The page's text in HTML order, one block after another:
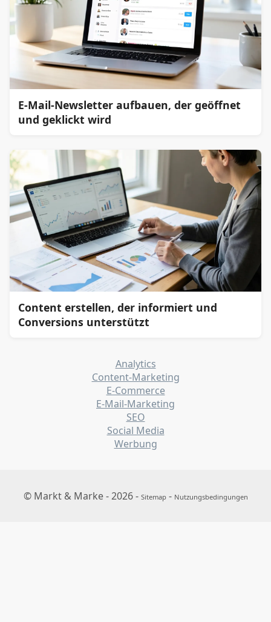
E-Mail-Newsletter aufbauen, der geöffnet
und geklickt wird
Content erstellen, der informiert und
Conversions unterstützt
Analytics
Content-Marketing
E-Commerce
E-Mail-Marketing
SEO
Social Media
Werbung
© Markt & Marke - 2026 - Sitemap- Nutzungsbedingungen